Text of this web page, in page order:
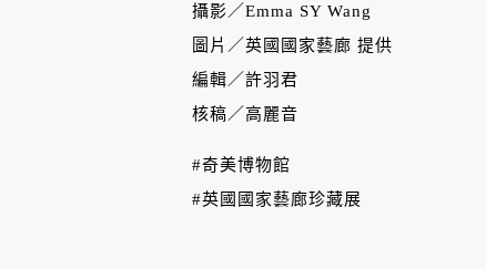
攝影／Emma SY Wang
圖片／英國國家藝廊 提供
編輯／許羽君
核稿／高麗音
#奇美博物館
#英國國家藝廊珍藏展